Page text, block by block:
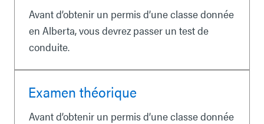
Avant d’obtenir un permis d’une classe donnée
en Alberta, vous devrez passer un test de
conduite.
Examen théorique
Avant d’obtenir un permis d’une classe donnée